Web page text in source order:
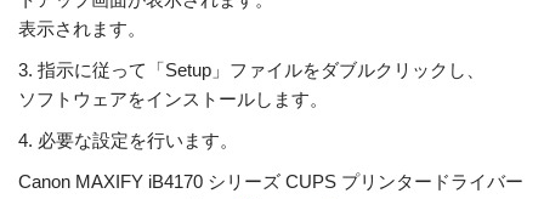
表示されます。
3. 指示に従って「Setup」ファイルをダブルクリックし、
ソフトウェアをインストールします。
4. 必要な設定を行います。
Canon MAXIFY iB4170 シリーズ CUPS プリンタードライバー